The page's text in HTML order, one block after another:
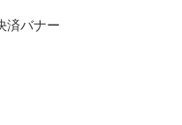
は受け付けかねます。
うだった」